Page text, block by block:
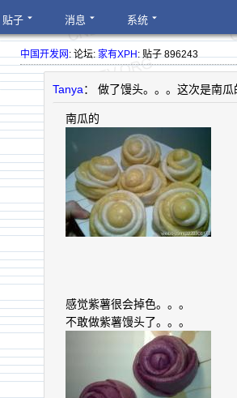
贴子 消息 系统
中国开发网: 论坛:家有XPH: 贴子 896243
Tanya： 做了馒头。。。这次是南
南瓜的
感觉紫薯很会掉色。。。
不敢做紫薯馒头了。。。